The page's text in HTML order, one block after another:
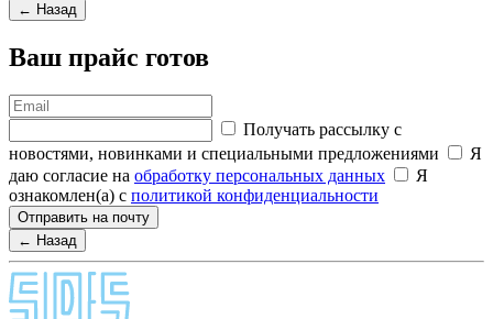
← Назад
Ваш прайс готов
Получать рассылку с
новостями, новинками и специальными предложениями
Я
даю согласие на обработку персональных данных
Я
ознакомлен(а) с политикой конфиденциальности
Отправить на почту
← Назад